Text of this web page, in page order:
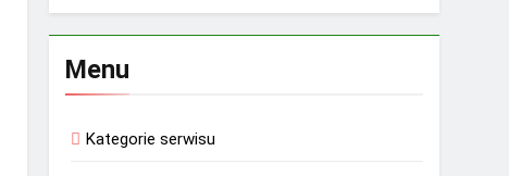
Menu
Kategorie serwisu